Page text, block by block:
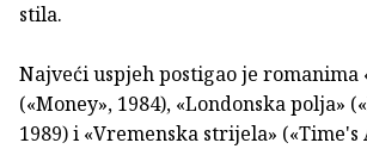
stila.
Najveći uspjeh postigao je romanima
(«Money», 1984), «Londonska polja»
1989) i «Vremenska strijela» («Time's